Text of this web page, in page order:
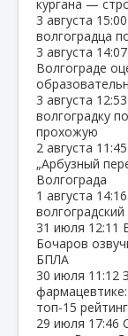
кургана —
3 августа 15:00
волгоградца
3 августа 14:07
Волгограде
3 августа 12:53
волгоградку
прохожую
2 августа 11:45
„Арбузный
Волгограда
1 августа 14:16
31 июля 12:11
Бочаров
БПЛА
30 июля 11:12
фармацевтике:
топ‑15
29 июля 17:46